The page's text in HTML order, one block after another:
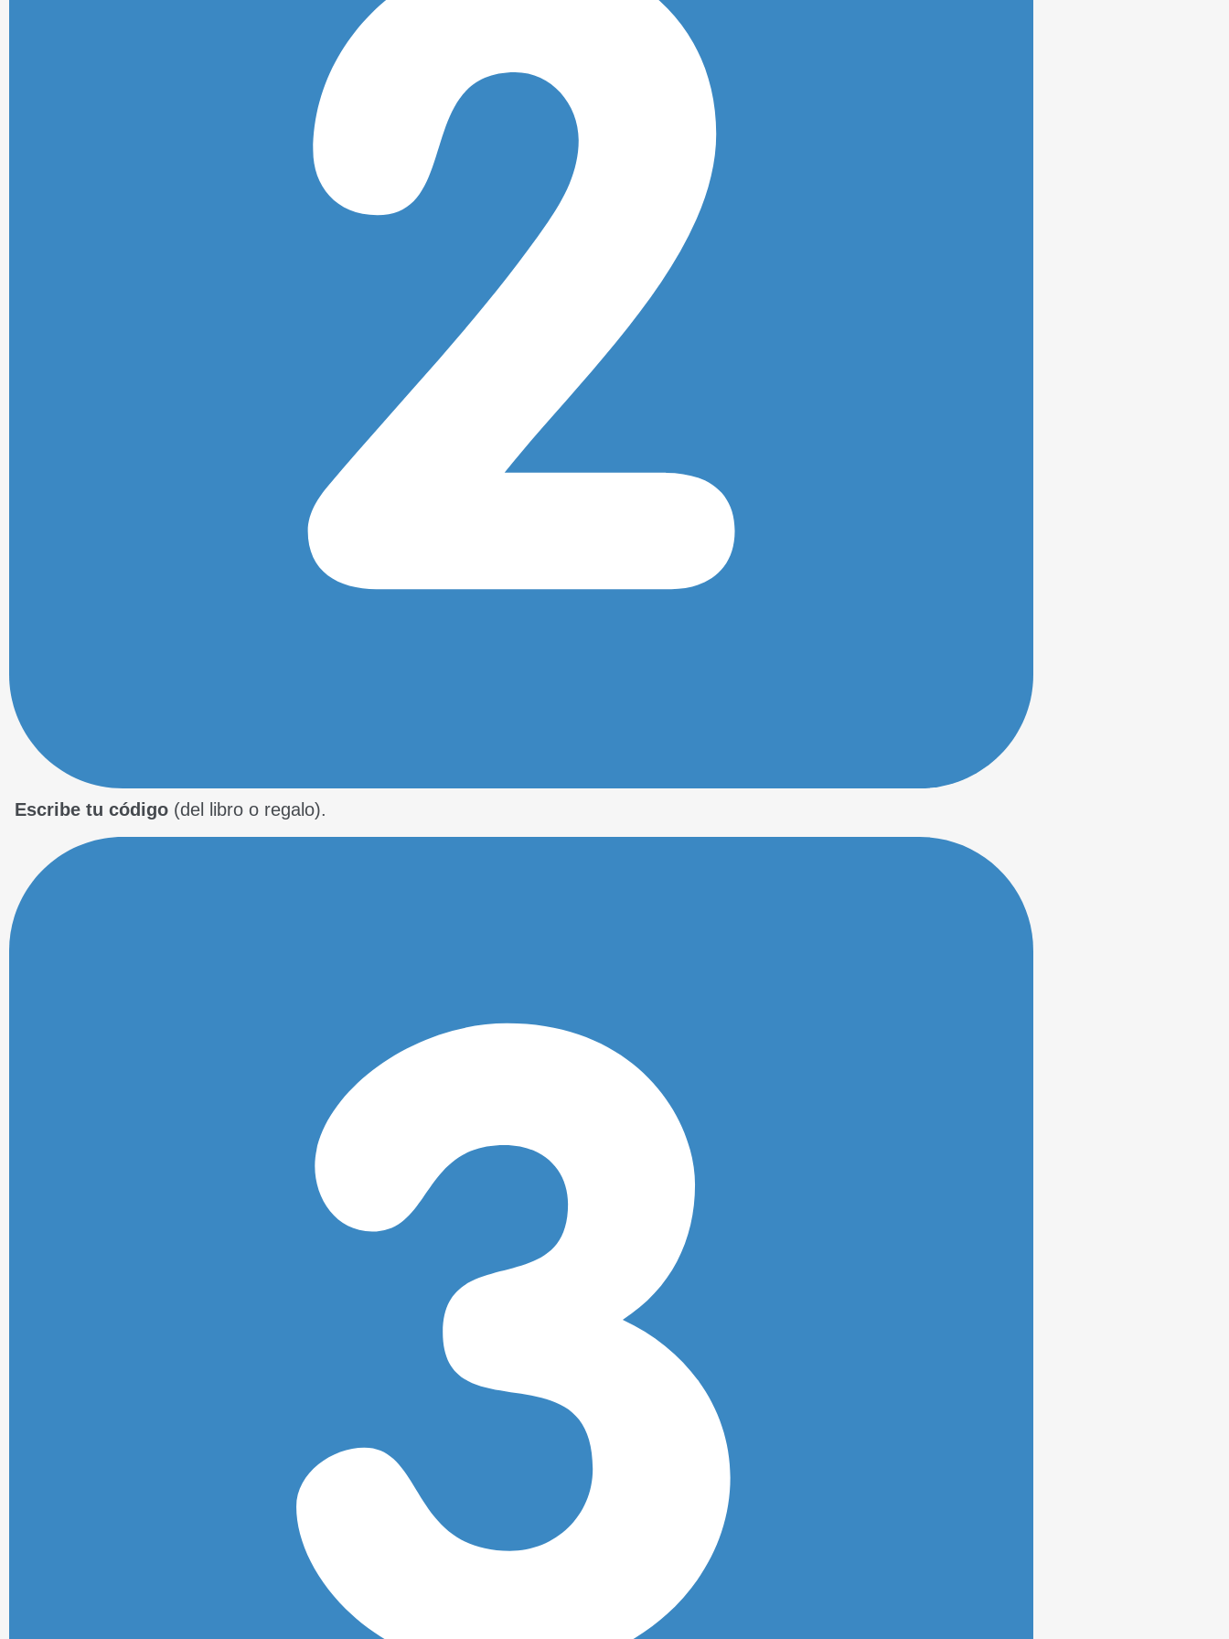
Escribe tu código (del libro o regalo).